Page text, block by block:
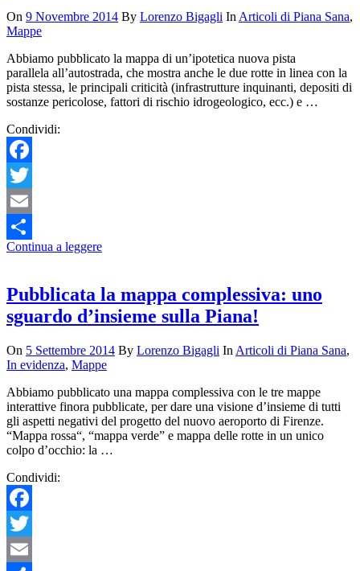
On 9 Novembre 2014 By Lorenzo Bigagli In Articoli di Piana Sana,
Mappe
Abbiamo pubblicato la mappa di un’ipotetica nuova pista
parallela all’autostrada, che mostra anche le due rotte in linea con la
pista stessa, le principali criticità (infrastrutture inquinanti, depositi di
sostanze pericolose, fattori di rischio idrogeologico, ecc.) e …
Condividi:
Facebook
Twitter
Email
Condividi
Continua a leggere
Pubblicata la mappa complessiva: uno
sguardo d’insieme sulla Piana!
On 5 Settembre 2014 By Lorenzo Bigagli In Articoli di Piana Sana,
In evidenza, Mappe
Abbiamo pubblicato una mappa complessiva con le tre mappe
interattive finora pubblicate, per dare una visione d’insieme di tutti
gli aspetti negativi del progetto del nuovo aeroporto di Firenze.
“Mappa rossa“, “mappa verde” e mappa delle rotte in un unico
colpo d’occhio: la …
Condividi:
Facebook
Twitter